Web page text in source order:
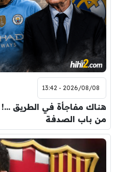
2026/08/08 - 13:42
هناك مفاجأة في الطريق
من باب الصدفة